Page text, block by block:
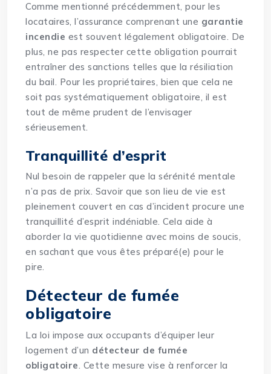
Comme mentionné précédemment, pour les
locataires, l’assurance comprenant une garantie
incendie est souvent légalement obligatoire. De
plus, ne pas respecter cette obligation pourrait
entraîner des sanctions telles que la résiliation
du bail. Pour les propriétaires, bien que cela ne
soit pas systématiquement obligatoire, il est
tout de même prudent de l’envisager
sérieusement.
Tranquillité d’esprit
Nul besoin de rappeler que la sérénité mentale
n’a pas de prix. Savoir que son lieu de vie est
pleinement couvert en cas d’incident procure une
tranquillité d’esprit indéniable. Cela aide à
aborder la vie quotidienne avec moins de soucis,
en sachant que vous êtes préparé(e) pour le
pire.
Détecteur de fumée
obligatoire
La loi impose aux occupants d’équiper leur
logement d’un détecteur de fumée
obligatoire. Cette mesure vise à renforcer la